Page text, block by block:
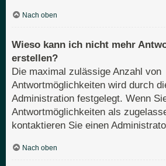
Nach oben
Wieso kann ich nicht mehr
erstellen?
Die maximal zulässige Anzahl von
Antwortmöglichkeiten wird durch
Administration festgelegt. Wenn
Antwortmöglichkeiten als
kontaktieren Sie einen
Nach oben